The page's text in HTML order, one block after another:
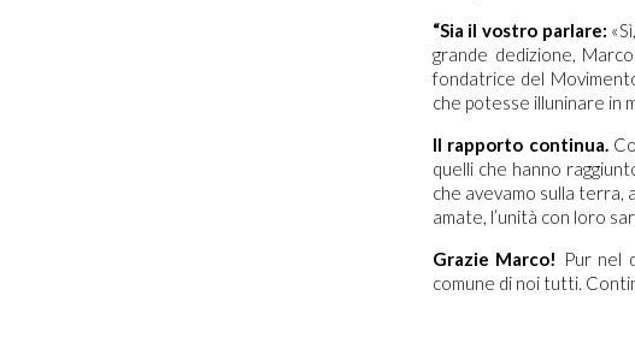
“Sia il vostro parlare:
grande dedizione,
fondatrice del
che potesse illuninare in
Il rapporto continua.
quelli che hanno
che avevamo sulla terra,
amate, l’unità con loro
Grazie Marco! Pur nel
comune di noi tutti.